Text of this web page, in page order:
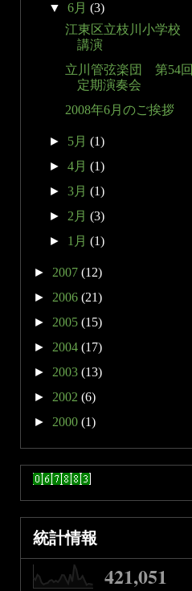
▼6月(3)
江東区立枝川小学校
講演
立川管弦楽団 第54回
定期演奏会
2008年6月のご挨拶
► 5月(1)
►4月(1)
►3月(1)
► 2月(3)
► 1月(1)
► 2007 (12)
► 2006 (21)
► 2005 (15)
► 2004 (17)
► 2003 (13)
► 2002 (6)
► 2000 (1)
統計情報
421,051